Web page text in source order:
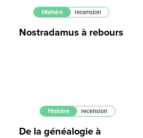
Histoire recension
Nostradamus à rebours
Histoire recension
De la généalogie à